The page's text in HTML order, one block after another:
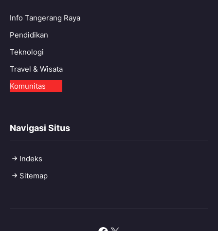
Info Tangerang Raya
Pendidikan
Teknologi
Travel & Wisata
Komunitas
Navigasi Situs
Indeks
Sitemap